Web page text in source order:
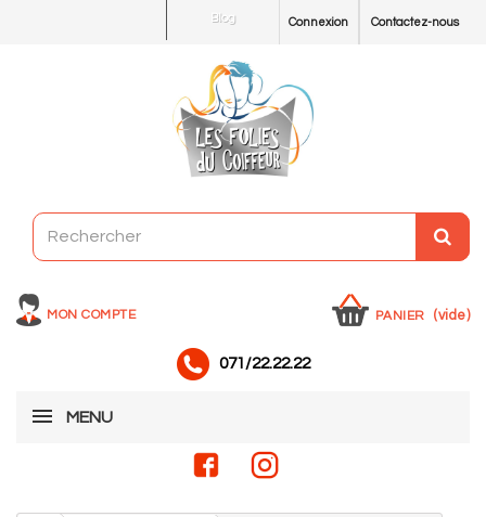
Contactez-nous
Connexion
Blog
MON COMPTE PANIER (vide)
071/22.22.22
MENU